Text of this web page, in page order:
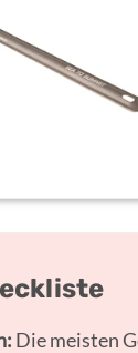
Die meisten